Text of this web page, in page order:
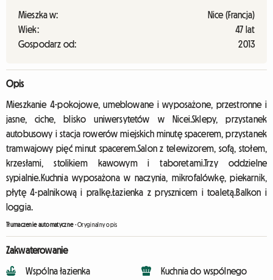
Mieszka w:
Nice (Francja)
Wiek:
47 lat
Gospodarz od:
2013
Opis
Mieszkanie 4-pokojowe, umeblowane i wyposażone, przestronne i
jasne, ciche, blisko uniwersytetów w Nicei.Sklepy, przystanek
autobusowy i stacja rowerów miejskich minutę spacerem, przystanek
tramwajowy pięć minut spacerem.Salon z telewizorem, sofą, stołem,
krzesłami, stolikiem kawowym i taboretami.Trzy oddzielne
sypialnie.Kuchnia wyposażona w naczynia, mikrofalówkę, piekarnik,
płytę 4-palnikową i pralkę.Łazienka z prysznicem i toaletą.Balkon i
loggia.
Tłumaczenie automatyczne-Oryginalny opis
Zakwaterowanie
Wspólna łazienka
Kuchnia do wspólnego